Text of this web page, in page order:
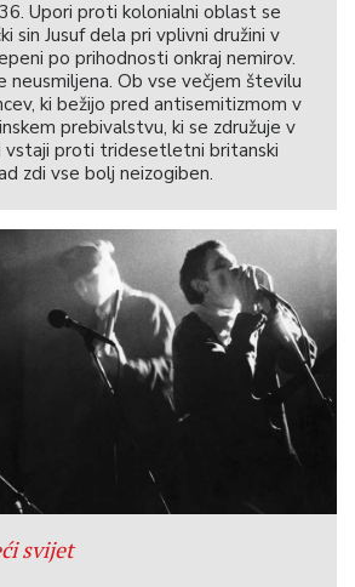
Upori proti kolonialni oblast se
sin Jusuf dela pri vplivni družini v
po prihodnosti onkraj nemirov.
neusmiljena. Ob vse večjem številu
ki bežijo pred antisemitizmom v
prebivalstvu, ki se združuje v
vstaji proti tridesetletni britanski
zdi vse bolj neizogiben.
svijet